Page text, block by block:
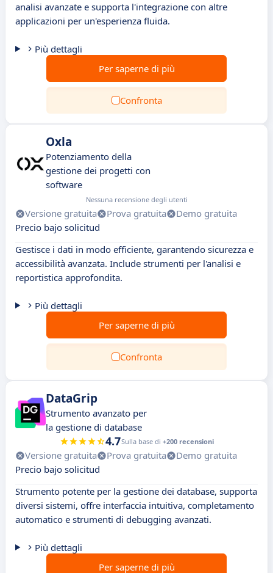
analisi avanzate e supporta l'integrazione con altre
applicazioni per un'esperienza fluida.
Più dettagli
Per saperne di più
Confronta
Oxla
Potenziamento della
gestione dei progetti con
software
Nessuna recensione degli utenti
Versione gratuita Prova gratuita
Demo gratuita
Precio bajo solicitud
Gestisce i dati in modo efficiente, garantendo sicurezza e
accessibilità avanzata. Include strumenti per l'analisi e
reportistica approfondita.
Più dettagli
Per saperne di più
Confronta
DataGrip
Strumento avanzato per
la gestione di database
4.7Sulla base di +200 recensioni
Versione gratuita Prova gratuita
Demo gratuita
Precio bajo solicitud
Strumento potente per la gestione dei database, supporta
diversi sistemi, offre interfaccia intuitiva, completamento
automatico e strumenti di debugging avanzati.
Più dettagli
Per saperne di più